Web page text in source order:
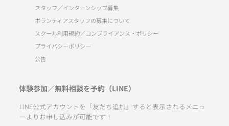
スタッフ／インターンシップ募集
ボランティアスタッフの募集について
スクール利用規約／コンプライアンス・ポリシー
プライバシーポリシー
公告
体験参加／無料相談を予約（LINE）
LINE公式アカウントを「友だち追加」すると表示されるメニュ
ーよりお申し込みが可能です！